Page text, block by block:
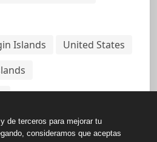
Islands
United States
de terceros para mejorar tu
consideramos que aceptas